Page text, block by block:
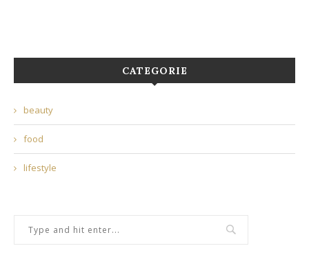
CATEGORIE
beauty
food
lifestyle